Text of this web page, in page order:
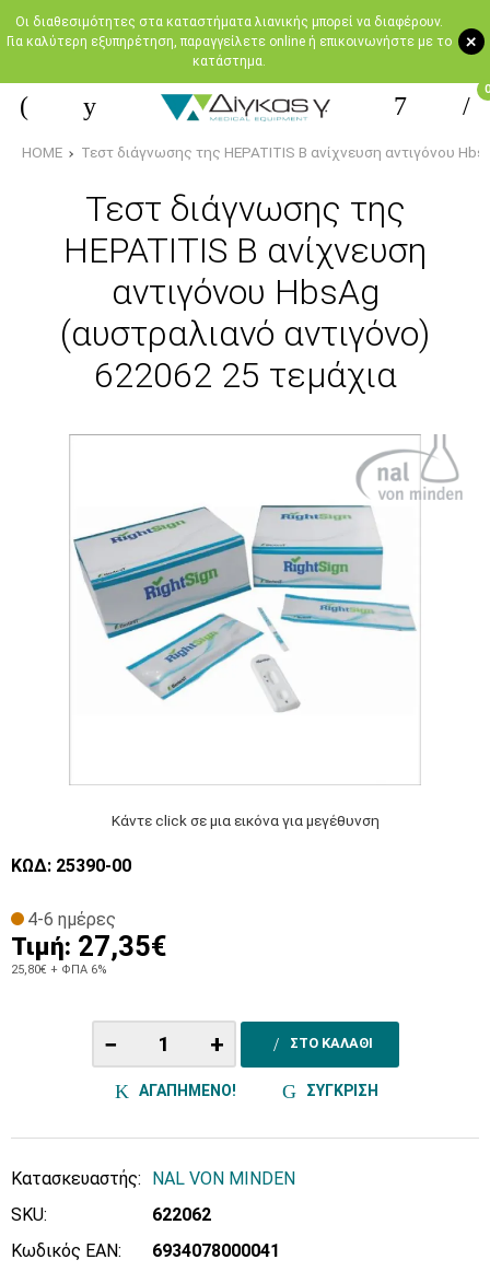
+
Oι διαθεσιμότητες στα καταστήματα λιανικής μπορεί να διαφέρουν.
Για καλύτερη εξυπηρέτηση, παραγγείλετε online ή επικοινωνήστε με το
κατάστημα.
0
HOME Τεστ διάγνωσης της HEPATITIS B ανίχνευση αντιγόνου
Τεστ διάγνωσης της
HEPATITIS B ανίχνευση
αντιγόνου HbsAg
(αυστραλιανό αντιγόνο)
622062 25 τεμάχια
Κάντε click σε μια εικόνα για μεγέθυνση
ΚΩΔ: 25390-00
4-6 ημέρες
Τιμή: 27,35€
25,80€ + ΦΠΑ 6%
− + ΣΤΟ ΚΑΛΑΘΙ
ΑΓΑΠΗΜΕΝΟ! ΣΥΓΚΡΙΣΗ
Κατασκευαστής:
NAL VON MINDEN
SKU:
622062
Κωδικός EAN:
6934078000041